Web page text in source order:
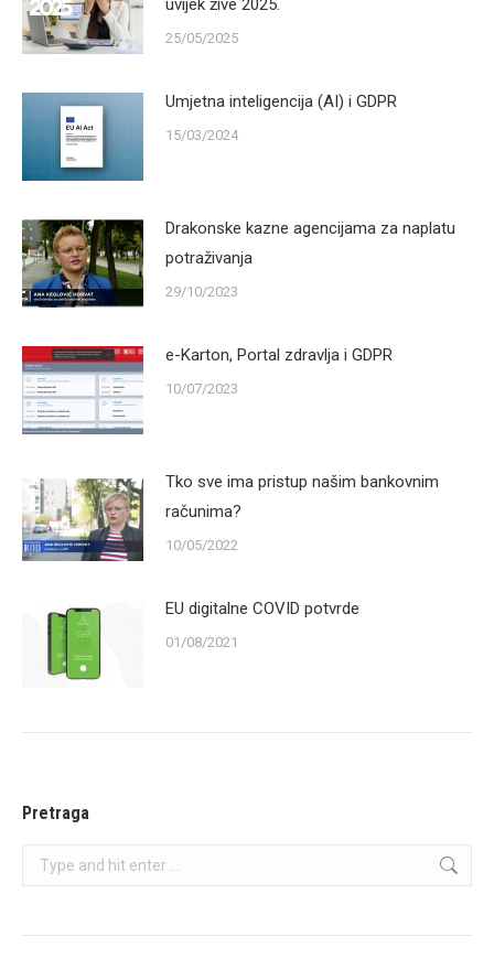
uvijek žive 2025.
25/05/2025
Umjetna inteligencija (AI) i GDPR
15/03/2024
Drakonske kazne agencijama za naplatu
potraživanja
29/10/2023
e-Karton, Portal zdravlja i GDPR
10/07/2023
Tko sve ima pristup našim bankovnim
računima?
10/05/2022
EU digitalne COVID potvrde
01/08/2021
Pretraga
Search: